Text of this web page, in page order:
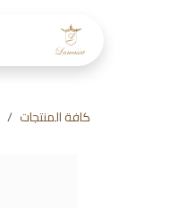
كافة المنتجات